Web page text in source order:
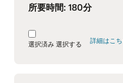
所要時間: 180分
選択済み 選択する 詳細はこ